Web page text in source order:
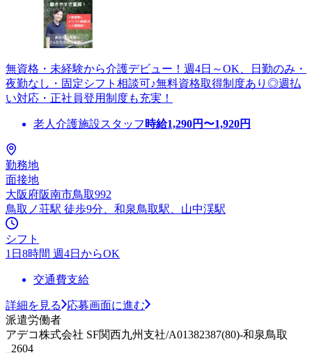
無資格・未経験から介護デビュー！週4日～OK、日勤のみ・
夜勤なし・固定シフト相談可♪無料資格取得制度あり◎週払
い対応・正社員登用制度も充実！
老人介護施設スタッフ 時給1,290円〜1,920円
勤務地
面接地
大阪府阪南市鳥取992
鳥取ノ荘駅 徒歩9分、和泉鳥取駅、山中渓駅
シフト
1日8時間 週4日からOK
交通費支給
詳細を見る
応募画面に進む
派遣労働者
アデコ株式会社 SF関西九州支社/A01382387(80)-和泉鳥取
_2604